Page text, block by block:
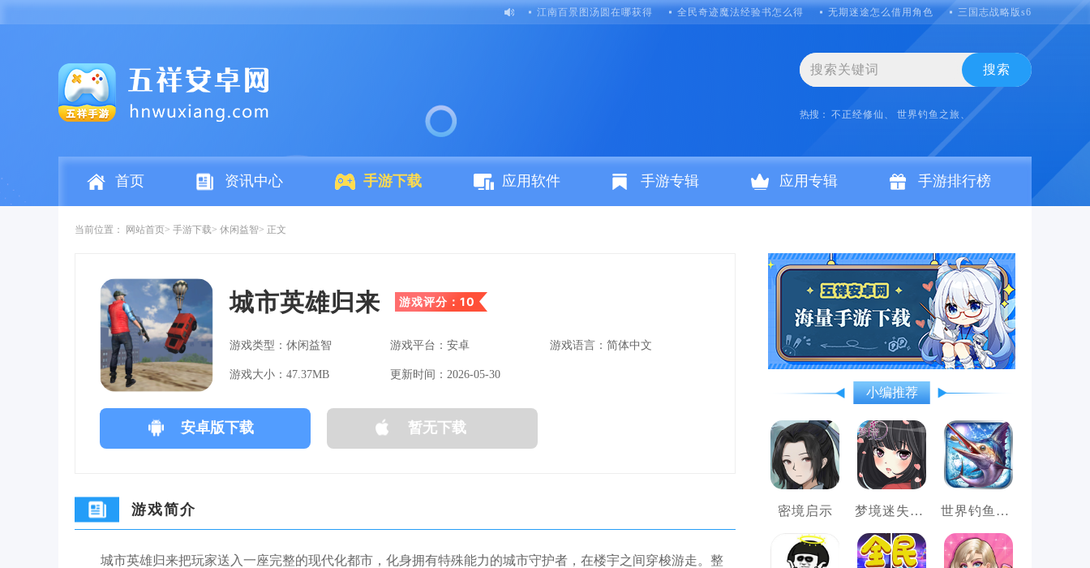
江南百景图汤圆在哪获得 全民奇迹魔法经验书怎么得 无期迷途怎么借用角色 三国志战略版s6怎么克制吴
搜索
热搜： 不正经修仙、 世界钓鱼之旅、
首页 资讯中心 手游下载 应用软件 手游专辑 应用专辑 手游排行榜
当前位置： 网站首页 手游下载 休闲益智 正文
城市英雄归来 游戏评分：10
游戏类型：休闲益智 游戏平台：安卓 游戏语言：简体中文
游戏大小：47.37MB 更新时间：2026-05-30
安卓版下载 暂无下载
游戏简介
城市英雄归来把玩家送入一座完整的现代化都市，化身拥有特殊能力的城市守护者，在楼宇之间穿梭游走。整
小编推荐
密境启示 梦境迷失之地 世界钓鱼之旅